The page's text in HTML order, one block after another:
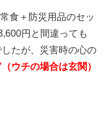
食＋防災用品のセッ
円と間違っても
たが、災害時の心の
ウチの場合は玄関）